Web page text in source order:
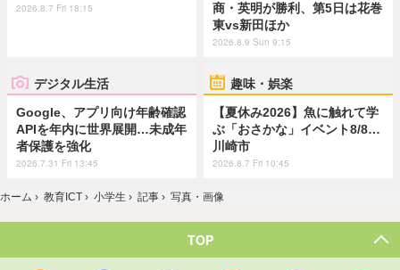
2026.8.7 Fri 18:15
商・英明が勝利、第5日は花巻
東vs新田ほか
2026.8.9 Sun 9:15
デジタル生活
Google、アプリ向け年齢確認
APIを年内に世界展開…未成年
者保護を強化
2026.7.31 Fri 13:45
趣味・娯楽
【夏休み2026】魚に触れて学
ぶ「おさかな」イベント8/8…
川崎市
2026.8.7 Fri 10:45
ホーム › 教育ICT › 小学生 › 記事 › 写真・画像
TOP